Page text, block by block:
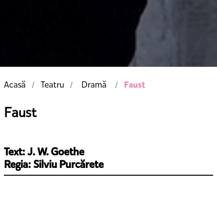
Acasă Teatru Dramă Faust
Faust
Text: J. W. Goethe
Regia: Silviu Purcărete